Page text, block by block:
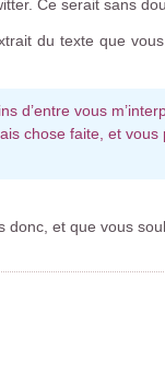
Ce serait sans
du texte que
d’entre vous
chose faite, et
donc, et que vous